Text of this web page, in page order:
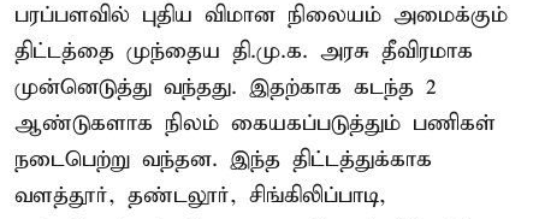
பரப்பளவில் புதிய விமான நிலையம் அமைக்கும்
திட்டத்தை முந்தைய தி.மு.க. அரசு தீவிரமாக
முன்னெடுத்து வந்தது. இதற்காக கடந்த 2
ஆண்டுகளாக நிலம் கையகப்படுத்தும் பணிகள்
நடைபெற்று வந்தன. இந்த திட்டத்துக்காக
வளத்தூர், தண்டலூர், சிங்கிலிப்பாடி,